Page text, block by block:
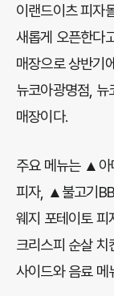
이랜드이츠 피자
새롭게 오픈한다
매장으로 상반기
뉴코아광명점,
매장이다.
주요 메뉴는 ▲아
피자, ▲불고기
웨지 포테이토
크리스피 순살
사이드와 음료 메